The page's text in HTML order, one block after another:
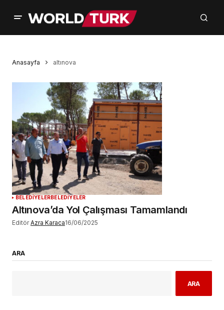
Anasayfa altınova
BELEDİYELERBELEDİYELER
Altınova’da Yol Çalışması Tamamlandı
Editör Azra Karaca16/06/2025
ARA
ARA